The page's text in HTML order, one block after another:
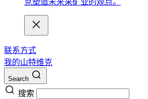
联系方式
我的山特维克
Search
搜索